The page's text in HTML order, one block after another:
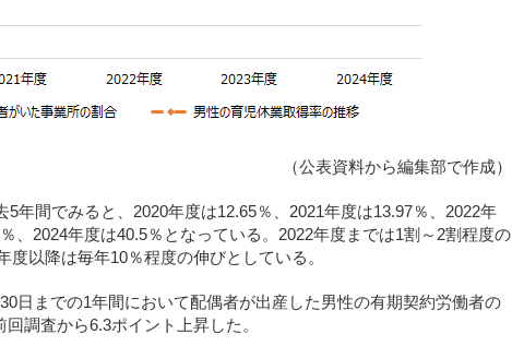
（公表資料から編集部で作成）
5年間でみると、2020年度は12.65％、2021年度は13.97％、2022年
、2024年度は40.5％となっている。2022年度までは1割～2割程度の
度以降は毎年10％程度の伸びとしている。
日までの1年間において配偶者が出産した男性の有期契約労働者の
調査から6.3ポイント上昇した。